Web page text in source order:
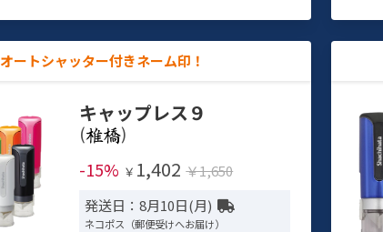
オートシャッター付きネーム印！
キャップレス９
(
)
-15% ￥ 1,402 ￥1,650
発送日：8月10日(月)
ネコポス（郵便受けへお届け）